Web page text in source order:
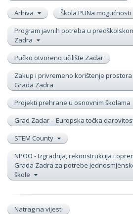
Arhiva
Škola PUNa mogućnosti
Program javnih potreba u
Zadra
Pučko otvoreno učilište Zadar
Zakup i privremeno korištenje
Grada Zadra
Projekti prehrane u osnovnim školama
Grad Zadar – Europska točka
STEM County
NPOO - Izgradnja, rekonstrukcija i
Grada Zadra za potrebe
škole
Natrag na vijesti